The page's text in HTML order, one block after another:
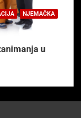
NJEMAČKA
u